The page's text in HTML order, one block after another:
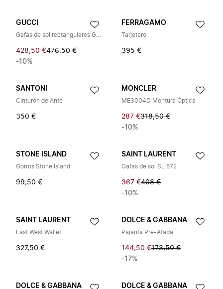
GUCCI
Gafas de sol rectangulares GG1278S
428,50 €476,50 €
-10%
FERRAGAMO
Tarjetero
395 €
SANTONI
Cinturón de Ante
350 €
MONCLER
ME3004D Montura Óptica
287 €318,50 €
-10%
STONE ISLAND
Gorros Stone Island
99,50 €
SAINT LAURENT
Gafas de sol SL 572
367 €408 €
-10%
SAINT LAURENT
East West Wallet
327,50 €
DOLCE & GABBANA
Pajarita Pre-Atada
144,50 €173,50 €
-17%
DOLCE & GABBANA DOLCE & GABBANA